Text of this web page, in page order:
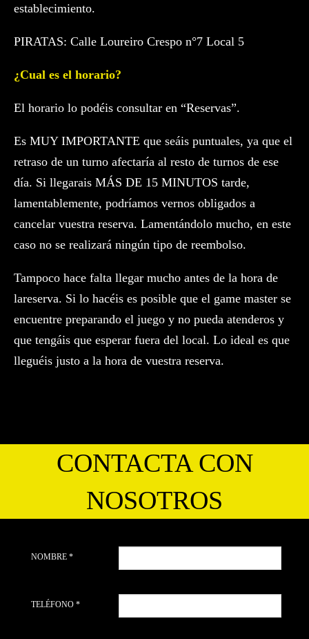
establecimiento.
PIRATAS: Calle Loureiro Crespo n°7 Local 5
¿Cual es el horario?
El horario lo podéis consultar en “Reservas”.
Es MUY IMPORTANTE que seáis puntuales, ya que el
retraso de un turno afectaría al resto de turnos de ese
día. Si llegarais MÁS DE 15 MINUTOS tarde,
lamentablemente, podríamos vernos obligados a
cancelar vuestra reserva. Lamentándolo mucho, en este
caso no se realizará ningún tipo de reembolso.
Tampoco hace falta llegar mucho antes de la hora de
lareserva. Si lo hacéis es posible que el game master se
encuentre preparando el juego y no pueda atenderos y
que tengáis que esperar fuera del local. Lo ideal es que
lleguéis justo a la hora de vuestra reserva.
CONTACTA CON
NOSOTROS
NOMBRE *
TELÉFONO *